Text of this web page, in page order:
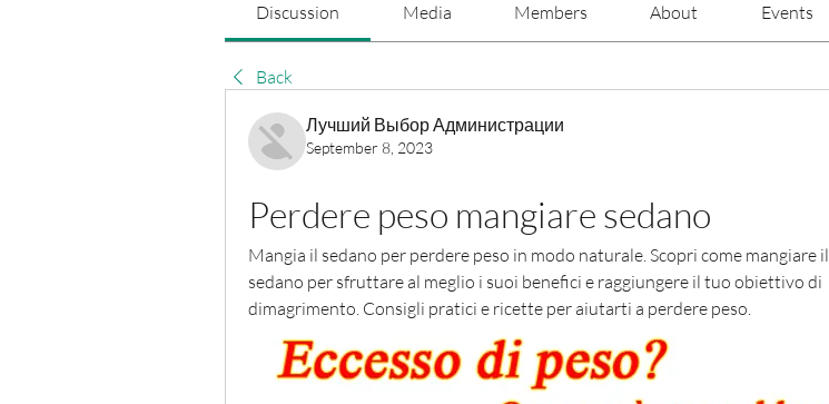
Discussion Media Members About Events
Back
Лучший Выбор Администрации
September 8, 2023
Perdere peso mangiare sedano
Mangia il sedano per perdere peso in modo naturale. Scopri come mangiare il
sedano per sfruttare al meglio i suoi benefici e raggiungere il tuo obiettivo di
dimagrimento. Consigli pratici e ricette per aiutarti a perdere peso.